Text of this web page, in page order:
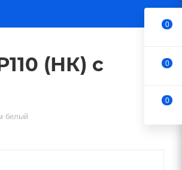
(НК) с
белый
0
0
0